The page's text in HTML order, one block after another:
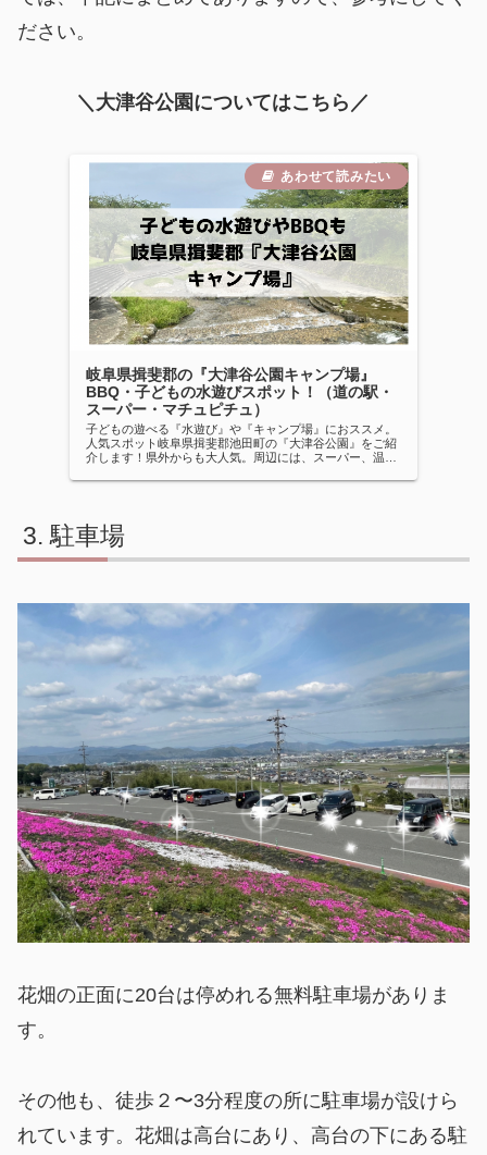
ださい。
＼大津谷公園についてはこちら／
岐阜県揖斐郡の『大津谷公園キャンプ場』
BBQ・子どもの水遊びスポット！（道の駅・
スーパー・マチュピチュ）
子どもの遊べる『水遊び』や『キャンプ場』におススメ。
人気スポット岐阜県揖斐郡池田町の『大津谷公園』をご紹
介します！県外からも大人気。周辺には、スーパー、温
駐車場
花畑の正面に20台は停めれる無料駐車場がありま
す。
その他も、徒歩２〜3分程度の所に駐車場が設けら
れています。花畑は高台にあり、高台の下にある駐